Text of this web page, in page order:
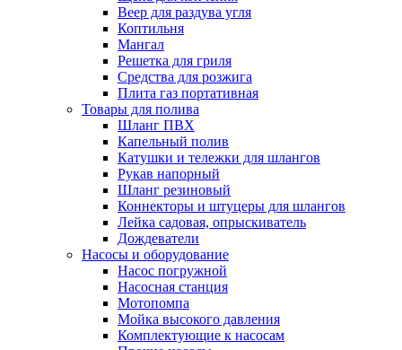
Веер для раздува угля
Коптильня
Мангал
Решетка для гриля
Средства для розжига
Плита газ портативная
Товары для полива
Шланг ПВХ
Капельный полив
Катушки и тележки для шлангов
Рукав напорный
Шланг резиновый
Коннекторы и штуцеры для шлангов
Лейка садовая, опрыскиватель
Дождеватели
Насосы и оборудование
Насос погружной
Насосная станция
Мотопомпа
Мойка высокого давления
Комплектующие к насосам